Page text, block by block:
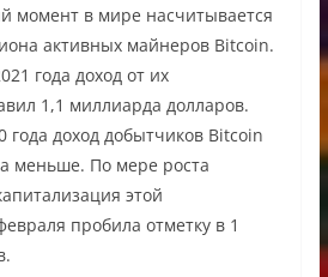
момент в мире насчитывается
активных майнеров Bitcoin.
года доход от их
1,1 миллиарда долларов.
года доход добытчиков Bitcoin
меньше. По мере роста
этой
пробила отметку в 1